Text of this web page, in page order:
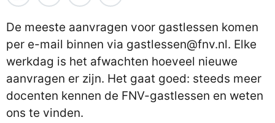
De meeste aanvragen voor gastlessen komen
per e-mail binnen via gastlessen@fnv.nl. Elke
werkdag is het afwachten hoeveel nieuwe
aanvragen er zijn. Het gaat goed: steeds meer
docenten kennen de FNV-gastlessen en weten
ons te vinden.